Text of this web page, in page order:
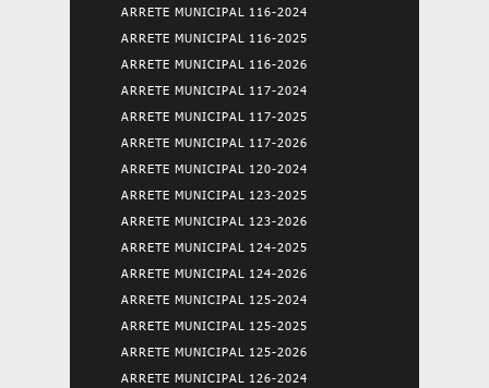
ARRETE MUNICIPAL 116-2024
ARRETE MUNICIPAL 116-2025
ARRETE MUNICIPAL 116-2026
ARRETE MUNICIPAL 117-2024
ARRETE MUNICIPAL 117-2025
ARRETE MUNICIPAL 117-2026
ARRETE MUNICIPAL 120-2024
ARRETE MUNICIPAL 123-2025
ARRETE MUNICIPAL 123-2026
ARRETE MUNICIPAL 124-2025
ARRETE MUNICIPAL 124-2026
ARRETE MUNICIPAL 125-2024
ARRETE MUNICIPAL 125-2025
ARRETE MUNICIPAL 125-2026
ARRETE MUNICIPAL 126-2024